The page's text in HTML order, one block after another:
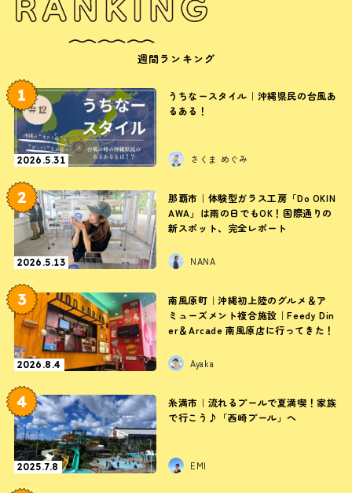
週間ランキング
1
2026.5.31
うちなースタイル｜沖縄県民の台風あ
るある！
さくま めぐみ
2
2026.5.13
那覇市｜体験型ガラス工房「Do OKIN
AWA」は雨の日でもOK！国際通りの
新スポット、完全レポート
NANA
3
2026.8.4
南風原町｜沖縄初上陸のグルメ＆ア
ミューズメント複合施設｜Feedy Din
er＆Arcade 南風原店に行ってきた！
Ayaka
4
2025.7.8
糸満市｜流れるプールで夏満喫！家族
で行こう♪「西崎プール」へ
EMI